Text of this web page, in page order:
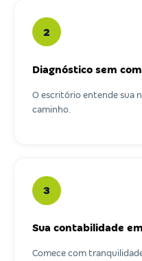
2
Diagnóstico sem
O escritório entende sua
caminho.
3
Sua contabilidade
Comece com